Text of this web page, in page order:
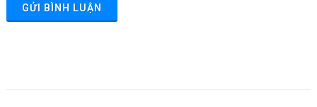
GỬI BÌNH LUẬN